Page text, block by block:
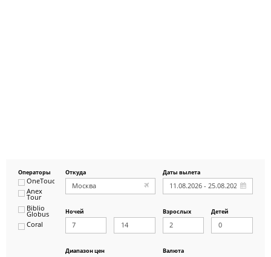
Операторы
OneTouch&Travel
Anex
Tour
Biblio
Globus
Coral
Откуда Даты вылета
Ночей Взрослых Детей
Диапазон цен
Валюта